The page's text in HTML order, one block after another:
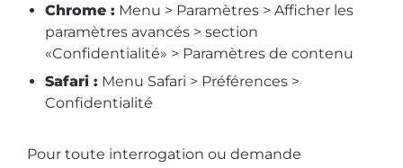
Chrome : Menu > Paramètres > Afficher les
paramètres avancés > section
«Confidentialité» > Paramètres de contenu
Safari : Menu Safari > Préférences >
Confidentialité
Pour toute interrogation ou demande